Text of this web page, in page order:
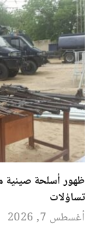
ظهور أسلحة صينية
تساؤلات
أغسطس 7, 2026